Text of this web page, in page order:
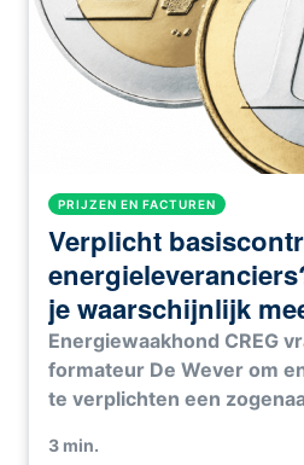
PRIJZEN EN FACTUREN
Verplicht
je waarschijnlijk
Energiewaakhond CREG
formateur De Wever om
te verplichten een
3 min.